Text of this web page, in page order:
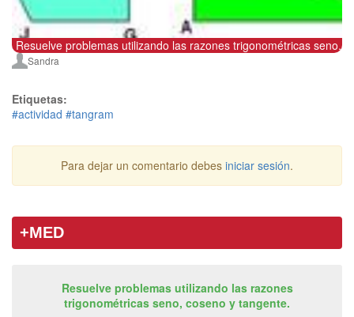
Resuelve problemas utilizando las razones trigonométricas seno,
Sandra
Etiquetas:
#actividad #tangram
Para dejar un comentario debes iniciar sesión.
+MED
Resuelve problemas utilizando las razones
trigonométricas seno, coseno y tangente.